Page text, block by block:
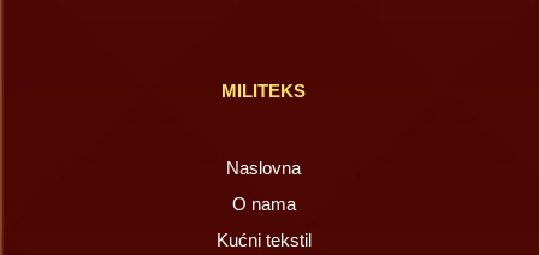
MILITEKS
Naslovna
O nama
Kućni tekstil